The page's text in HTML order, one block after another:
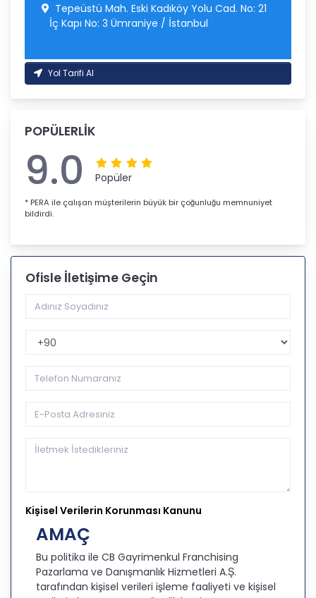
Tepeüstü Mah. Eski Kadıköy Yolu Cad. No: 21
İç Kapı No: 3 Ümraniye / İstanbul
Yol Tarifi Al
POPÜLERLİK
9.0 Popüler
* PERA ile çalışan müşterilerin büyük bir çoğunluğu memnuniyet
bildirdi.
Ofisle İletişime Geçin
Telefon Kodu
Kişisel Verilerin Korunması Kanunu
AMAÇ
Bu politika ile CB Gayrimenkul Franchising
Pazarlama ve Danışmanlık Hizmetleri A.Ş.
tarafından kişisel verileri işleme faaliyeti ve kişisel